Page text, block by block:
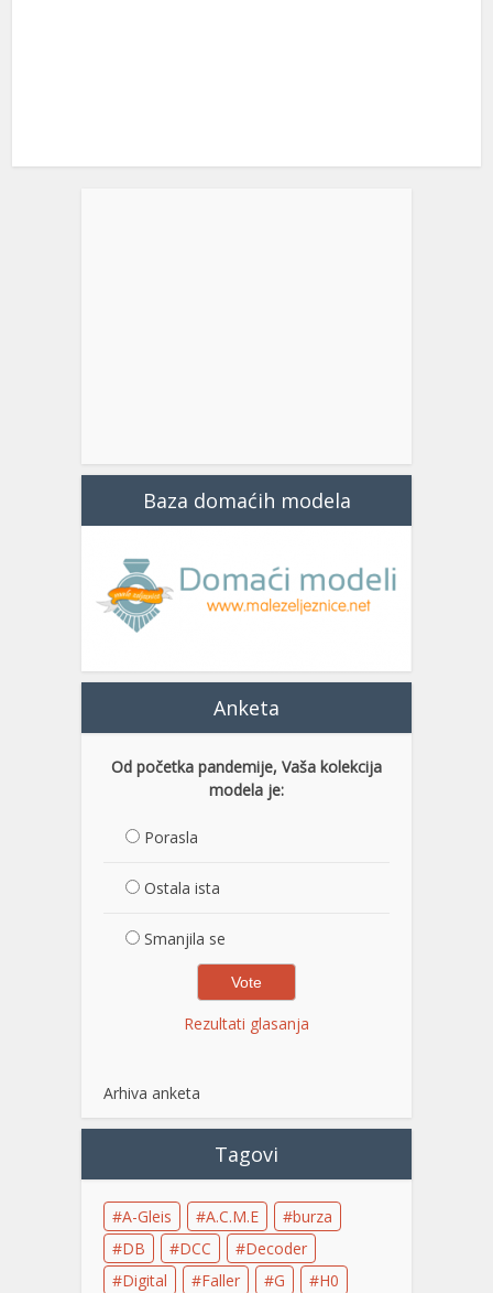
Baza domaćih modela
Anketa
Od početka pandemije, Vaša kolekcija
modela je:
Porasla
Ostala ista
Smanjila se
Rezultati glasanja
Arhiva anketa
Tagovi
A-Gleis A.C.M.E
burza
DB
DCC
Decoder
Digital
Faller G
H0